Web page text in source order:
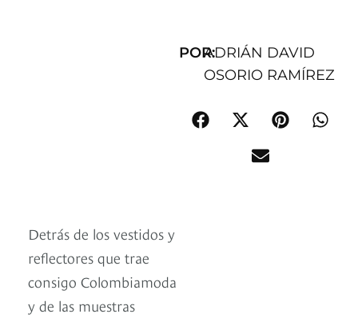
POR:ADRIÁN DAVID
OSORIO RAMÍREZ
Detrás de los vestidos y
reflectores que trae
consigo Colombiamoda
y de las muestras